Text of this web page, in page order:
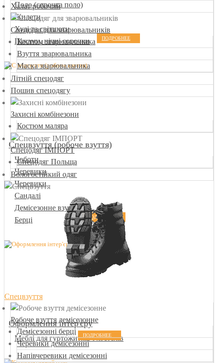
Халат робочий
Спецодяг для зварювальників
Костюм зварювальника
Взуття зварювальника
Маска зварювальника
Літній спецодяг
Пошив спецодягу
Захисні комбінезони
Костюм маляра
Спецодяг ІМПОРТ
Спецодяг Польща
Вологостійкий одяг
Спецвзуття
Робоче взуття демісезонне
Демісезонні берці
Черевики демісезонні
Напівчеревики демісезонні
Поло (сорочка поло)
Жилети
Худі та світшоти
Піжами, нічні сорочки
ПОДРОБНЕЕ
Спецвзуття (робоче взуття)
Чоботи
Черевики
Черевики
Сандалі
Демісезонне взуття
Берці
ПОДРОБНЕЕ
Оформлення інтер'єру
Меблі для гуртожитків і хостелів
ПОДРОБНЕЕ